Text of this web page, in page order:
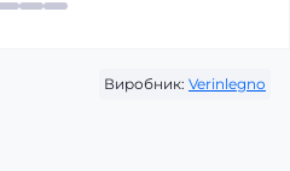
Виробник: Verinlegno